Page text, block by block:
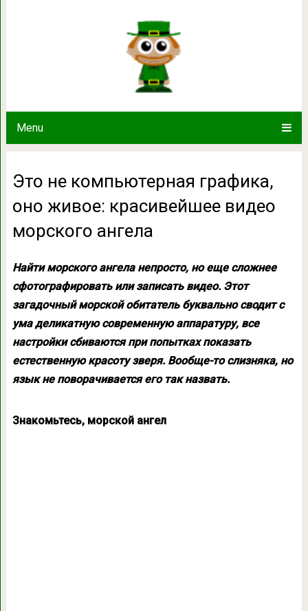
Menu
Это не компьютерная графика,
Это не компьютерная графика,
оно живое: красивейшее видео
морского ангела
Найти морского ангела непросто, но еще сложнее
сфотографировать или записать видео. Этот
загадочный морской обитатель буквально сводит с
ума деликатную современную аппаратуру, все
настройки сбиваются при попытках показать
естественную красоту зверя. Вообще-то слизняка, но
язык не поворачивается его так назвать.
Знакомьтесь, морской ангел